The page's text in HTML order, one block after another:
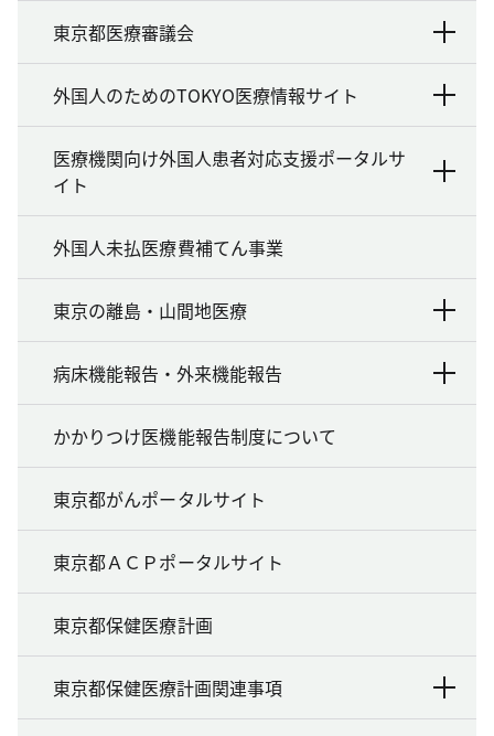
東京都医療審議会
外国人のためのTOKYO医療情報サイト
医療機関向け外国人患者対応支援ポータルサ
イト
外国人未払医療費補てん事業
東京の離島・山間地医療
病床機能報告・外来機能報告
かかりつけ医機能報告制度について
東京都がんポータルサイト
東京都ＡＣＰポータルサイト
東京都保健医療計画
東京都保健医療計画関連事項